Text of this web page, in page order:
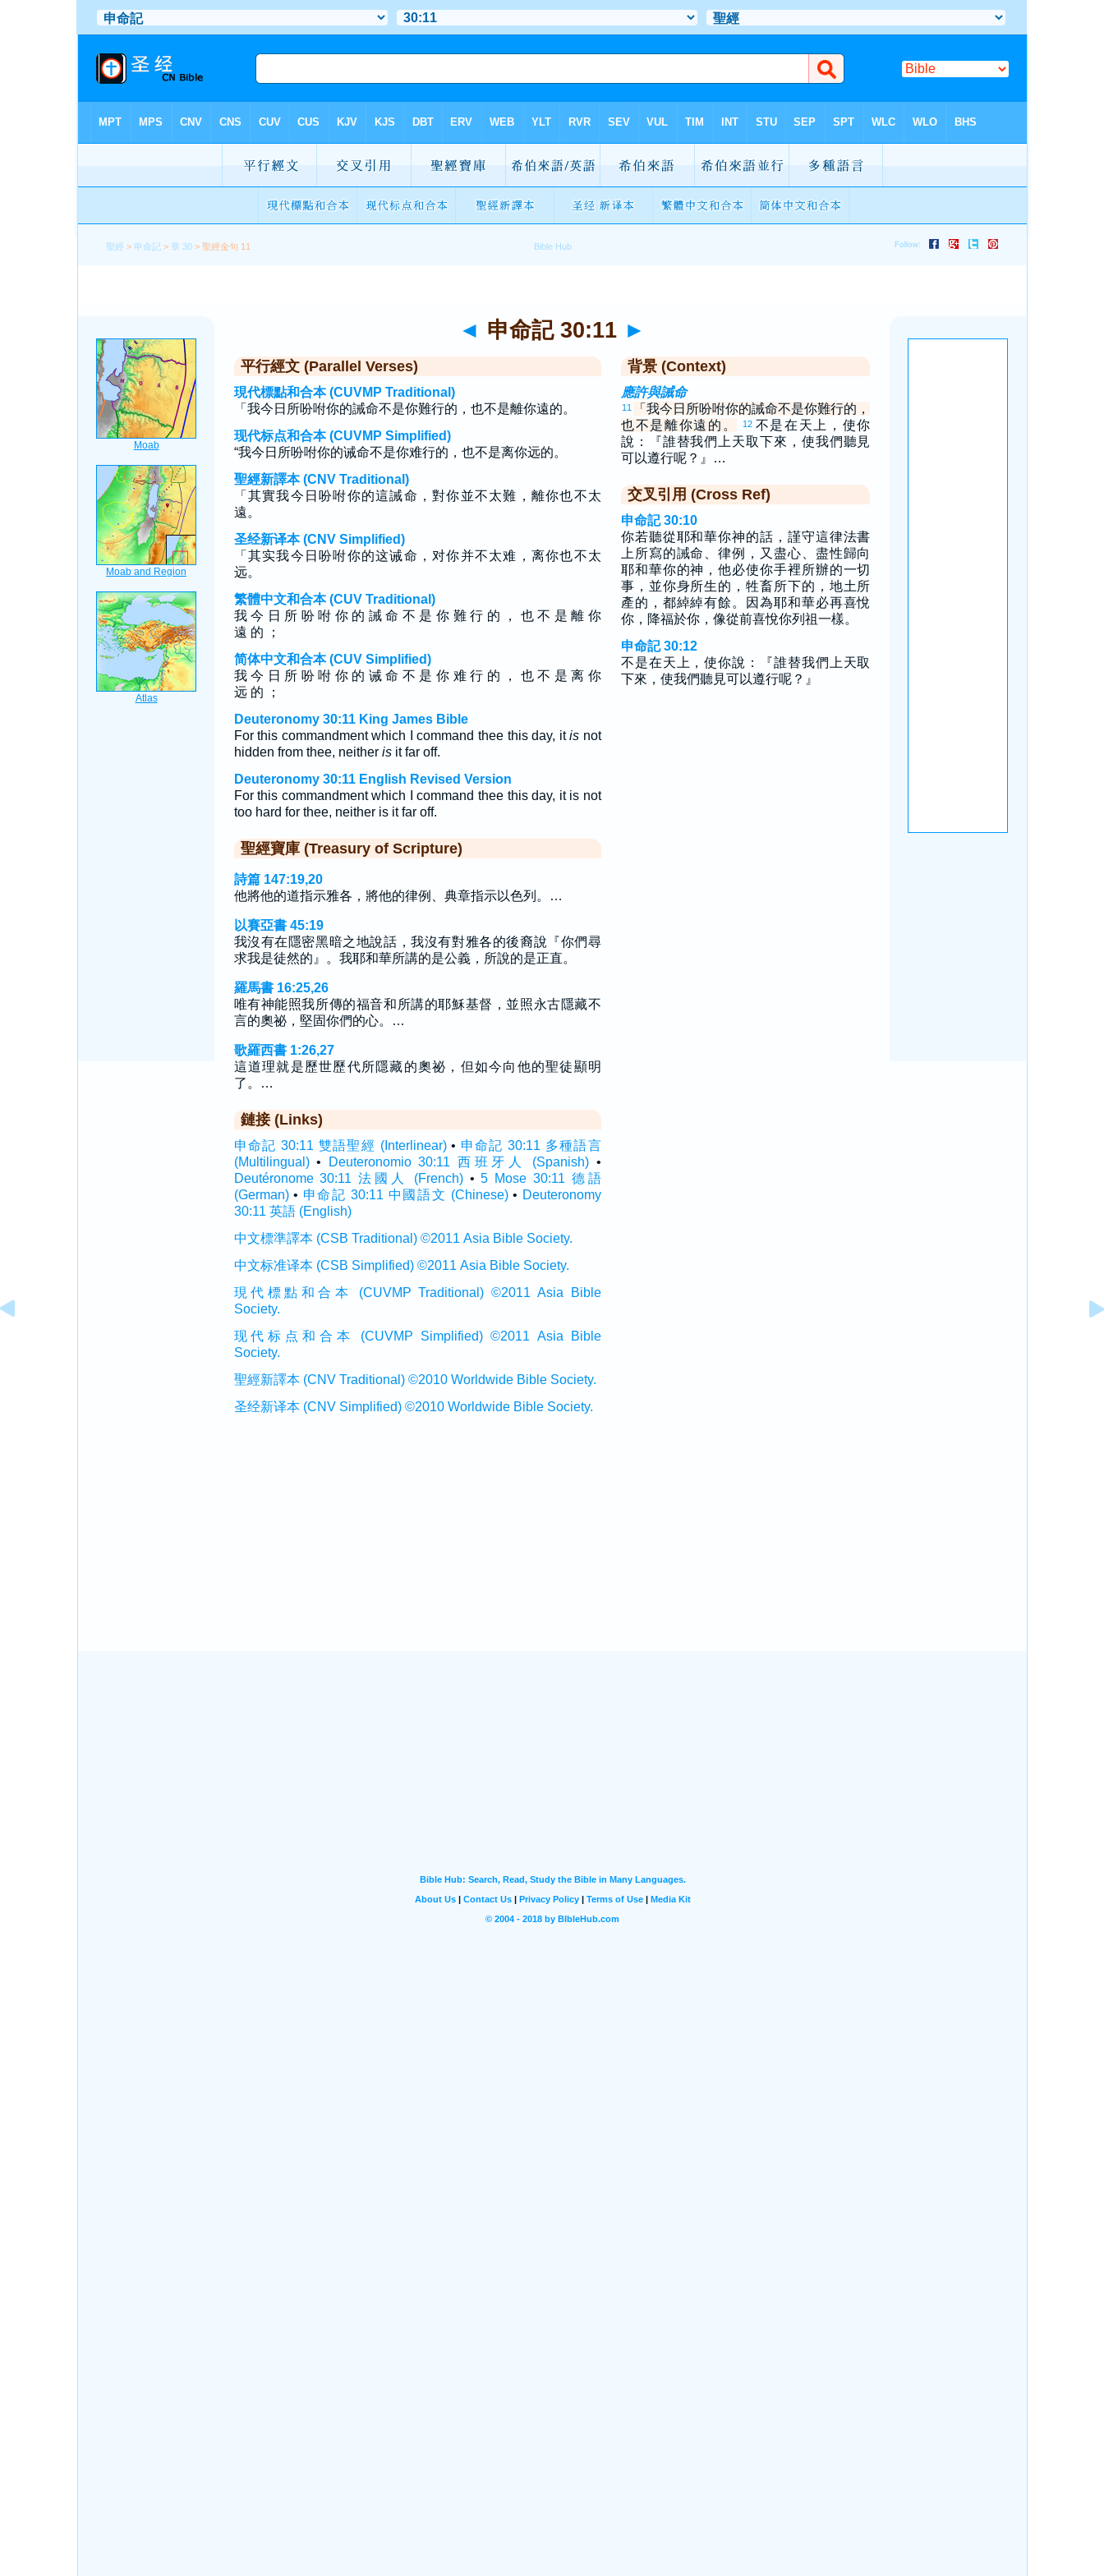
聖經 > 申命記 > 章 30 > 聖經金句 11
◄ 申命記 30:11 ►
平行經文 (Parallel Verses)
現代標點和合本 (CUVMP Traditional)
「我今日所吩咐你的誡命不是你難行的，也不是離你遠的。
现代标点和合本 (CUVMP Simplified)
“我今日所吩咐你的诫命不是你难行的，也不是离你远的。
聖經新譯本 (CNV Traditional)
「其實我今日吩咐你的這誡命，對你並不太難，離你也不太
遠。
圣经新译本 (CNV Simplified)
「其实我今日吩咐你的这诫命，对你并不太难，离你也不太
远。
繁體中文和合本 (CUV Traditional)
我 今 日 所 吩 咐 你 的 誡 命 不 是 你 難 行 的 ， 也 不 是 離 你
遠 的 ；
简体中文和合本 (CUV Simplified)
我 今 日 所 吩 咐 你 的 诫 命 不 是 你 难 行 的 ， 也 不 是 离 你
远 的 ；
Deuteronomy 30:11 King James Bible
For this commandment which I command thee this day, itis not
hidden from thee, neither isit far off.
Deuteronomy 30:11 English Revised Version
For this commandment which I command thee this day, it is not
too hard for thee, neither is it far off.
聖經寶庫 (Treasury of Scripture)
詩篇 147:19,20
他將他的道指示雅各，將他的律例、典章指示以色列。…
以賽亞書 45:19
我沒有在隱密黑暗之地說話，我沒有對雅各的後裔說『你們尋
求我是徒然的』。我耶和華所講的是公義，所說的是正直。
羅馬書 16:25,26
唯有神能照我所傳的福音和所講的耶穌基督，並照永古隱藏不
言的奧祕，堅固你們的心。…
歌羅西書 1:26,27
這道理就是歷世歷代所隱藏的奧祕，但如今向他的聖徒顯明
了。…
鏈接 (Links)
申命記 30:11 雙語聖經 (Interlinear)• 申命記 30:11 多種語言
(Multilingual)• Deuteronomio 30:11 西班牙人 (Spanish) •
Deutéronome 30:11 法國人 (French)•5 Mose 30:11 德語
(German)• 申命記 30:11 中國語文 (Chinese)• Deuteronomy
30:11 英語 (English)
中文標準譯本 (CSB Traditional) ©2011 Asia Bible Society.
中文标准译本 (CSB Simplified) ©2011 Asia Bible Society.
現代標點和合本 (CUVMP Traditional) ©2011 Asia Bible
Society.
现代标点和合本 (CUVMP Simplified) ©2011 Asia Bible
Society.
聖經新譯本 (CNV Traditional) ©2010 Worldwide Bible Society.
圣经新译本 (CNV Simplified) ©2010 Worldwide Bible Society.
背景 (Context)
應許與誡命
11
「我今日所吩咐你的誡命不是你難行的，
也不是離你遠的。
12 不是在天上，使你
說：『誰替我們上天取下來，使我們聽見
可以遵行呢？』…
交叉引用 (Cross Ref)
申命記 30:10
你若聽從耶和華你神的話，謹守這律法書
上所寫的誡命、律例，又盡心、盡性歸向
耶和華你的神，他必使你手裡所辦的一切
事，並你身所生的，牲畜所下的，地土所
產的，都綽綽有餘。因為耶和華必再喜悅
你，降福於你，像從前喜悅你列祖一樣。
申命記 30:12
不是在天上，使你說：『誰替我們上天取
下來，使我們聽見可以遵行呢？』